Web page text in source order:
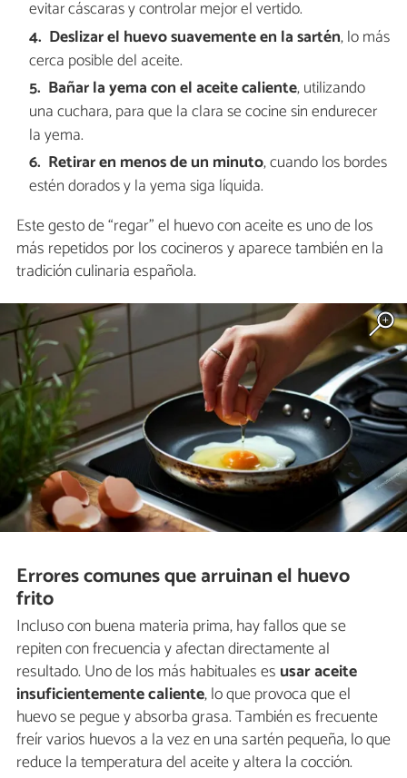
evitar cáscaras y controlar mejor el vertido.
Deslizar el huevo suavemente en la sartén, lo más
cerca posible del aceite.
Bañar la yema con el aceite caliente, utilizando
una cuchara, para que la clara se cocine sin endurecer
la yema.
Retirar en menos de un minuto, cuando los bordes
estén dorados y la yema siga líquida.
Este gesto de “regar” el huevo con aceite es uno de los
más repetidos por los cocineros y aparece también en la
tradición culinaria española.
Errores comunes que arruinan el huevo
frito
Incluso con buena materia prima, hay fallos que se
repiten con frecuencia y afectan directamente al
resultado. Uno de los más habituales es usar aceite
insuficientemente caliente, lo que provoca que el
huevo se pegue y absorba grasa. También es frecuente
freír varios huevos a la vez en una sartén pequeña, lo que
reduce la temperatura del aceite y altera la cocción.